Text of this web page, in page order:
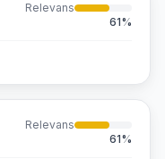
Relevans
61%
Relevans
61%